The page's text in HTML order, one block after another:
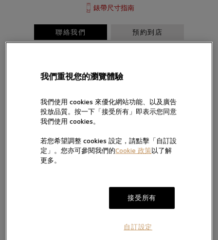
錶帶尺寸指南
聯絡我們 預約到店
移除保護膜)
帝舵表最初於1950年代使用「Royal」這名稱，以突顯其腕錶的出眾
品質。而TUDOR Royal系列即此歷史傳承的延續。此系列腕錶兼具
運動氣息與時尚風範，配備與錶殼連成一體的錶帶及坑紋外圈，自
合，汲取了經典腕錶與運動腕錶的雙重特色。此系列將推出精鋼款
及金鋼款，共有四種尺寸、多款錶面可選。
加入願望清單
小姐 女士 太太
留言
按“提交”，即表示您已閱讀並同意我們的私隱政策及Cookie政策，亦
同意我們經電話、手機訊息及電郵向您提供產品及服務信息。
我們將按私隱政策使用您提供的個人信息向您發送產品、服務及活動
我們重視您的瀏覽體驗
我們使用 cookies 來優化網站功能、以及廣告
投放品質。按一下「接受所有」即表示您同意
我們使用 cookies。
若您希望調整 cookies 設定，請點擊「自訂設
定」。您亦可參閱我們的Cookie 政策以了解
更多。
接受所有
自訂設定